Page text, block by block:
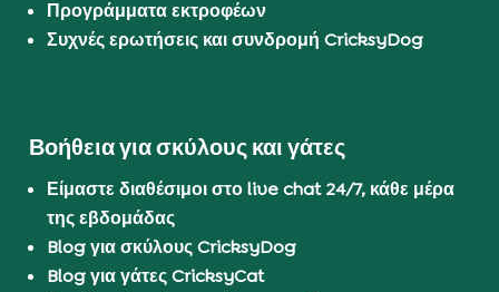
Προγράμματα εκτροφέων
Συχνές ερωτήσεις και συνδρομή CricksyDog
Βοήθεια για σκύλους και γάτες
Είμαστε διαθέσιμοι στο live chat 24/7, κάθε μέρα
της εβδομάδας
Blog για σκύλους CricksyDog
Blog για γάτες CricksyCat